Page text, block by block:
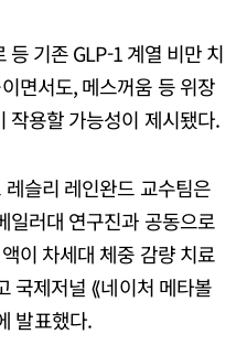
기존 GLP-1 계열 비만 치
면서도, 메스꺼움 등 위장
작용할 가능성이 제시됐다.
슬리 레인완드 교수팀은
일러대 연구진과 공동으로
이 차세대 체중 감량 치료
국제저널 ⟪네이처 메타볼
발표했다.